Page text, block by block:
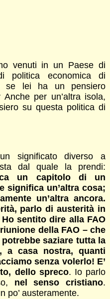
venuti in un Paese di
politica economica di
se lei ha un pensiero
Anche per un’altra isola,
su questa politica di
significato diverso a
dal quale la prendi:
un capitolo di un
significa un’altra cosa;
un’altra ancora.
parlo di austerità in
sentito dire alla FAO
della FAO – che
saziare tutta la
a casa nostra, quanti
senza volerlo! E’
dello spreco. Io parlo
nel senso cristiano.
po’ austeramente.